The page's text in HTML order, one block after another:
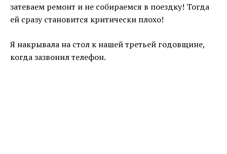
затеваем ремонт и не собираемся в поездку! Тогда
ей сразу становится критически плохо!
Я накрывала на стол к нашей третьей годовщине,
когда зазвонил телефон.